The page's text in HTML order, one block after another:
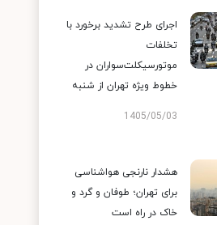
اجرای طرح تشدید برخورد با
تخلفات
موتورسیکلت‌سواران در
خطوط ویژه تهران از شنبه
1405/05/03
هشدار نارنجی هواشناسی
برای تهران؛ طوفان و گرد و
خاک در راه است